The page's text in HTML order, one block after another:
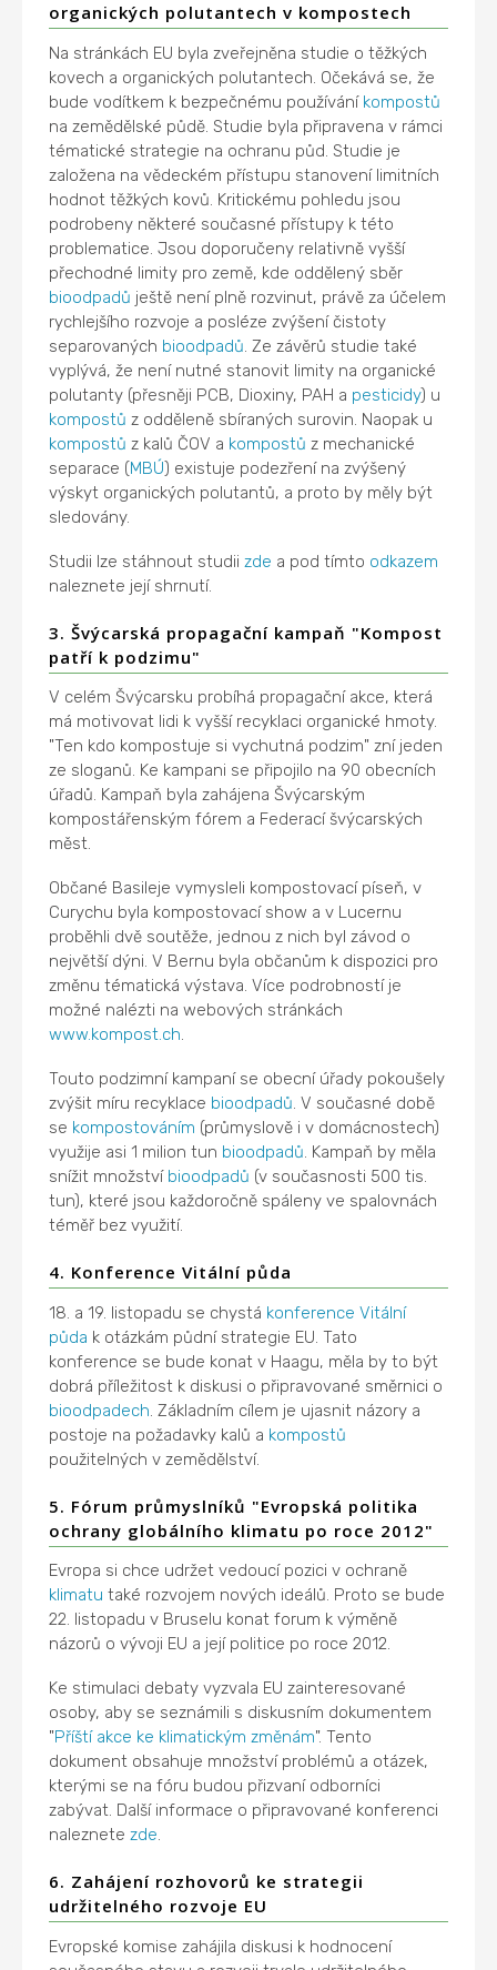
organických polutantech v kompostech
Na stránkách EU byla zveřejněna studie o těžkých
kovech a organických polutantech. Očekává se, že
bude vodítkem k bezpečnému používání kompostů
na zemědělské půdě. Studie byla připravena v rámci
tématické strategie na ochranu půd. Studie je
založena na vědeckém přístupu stanovení limitních
hodnot těžkých kovů. Kritickému pohledu jsou
podrobeny některé současné přístupy k této
problematice. Jsou doporučeny relativně vyšší
přechodné limity pro země, kde oddělený sběr
bioodpadů ještě není plně rozvinut, právě za účelem
rychlejšího rozvoje a posléze zvýšení čistoty
separovaných bioodpadů . Ze závěrů studie také
vyplývá, že není nutné stanovit limity na organické
polutanty (přesněji PCB, Dioxiny, PAH a pesticidy) u
kompostů z odděleně sbíraných surovin. Naopak u
kompostů z kalů ČOV a kompostů z mechanické
separace (MBÚ) existuje podezření na zvýšený
výskyt organických polutantů, a proto by měly být
sledovány.
Studii lze stáhnout studiizde a pod tímto odkazem
naleznete její shrnutí.
3. Švýcarská propagační kampaň "Kompost
patří k podzimu"
V celém Švýcarsku probíhá propagační akce, která
má motivovat lidi k vyšší recyklaci organické hmoty.
"Ten kdo kompostuje si vychutná podzim" zní jeden
ze sloganů. Ke kampani se připojilo na 90 obecních
úřadů. Kampaň byla zahájena Švýcarským
kompostářenským fórem a Federací švýcarských
měst.
Občané Basileje vymysleli kompostovací píseň, v
Curychu byla kompostovací show a v Lucernu
proběhli dvě soutěže, jednou z nich byl závod o
největší dýni. V Bernu byla občanům k dispozici pro
změnu tématická výstava. Více podrobností je
možné nalézti na webových stránkách
www.kompost.ch.
Touto podzimní kampaní se obecní úřady pokoušely
zvýšit míru recyklace bioodpadů. V současné době
se kompostováním (průmyslově i v domácnostech)
využije asi 1 milion tun bioodpadů. Kampaň by měla
snížit množství bioodpadů (v současnosti 500 tis.
tun), které jsou každoročně spáleny ve spalovnách
téměř bez využití.
4. Konference Vitální půda
18. a 19. listopadu se chystá konference Vitální
půda k otázkám půdní strategie EU. Tato
konference se bude konat v Haagu, měla by to být
dobrá příležitost k diskusi o připravované směrnici o
bioodpadech . Základním cílem je ujasnit názory a
postoje na požadavky kalů a kompostů
použitelných v zemědělství.
5. Fórum průmyslníků "Evropská politika
ochrany globálního klimatu po roce 2012"
Evropa si chce udržet vedoucí pozici v ochraně
klimatu také rozvojem nových ideálů. Proto se bude
22. listopadu v Bruselu konat forum k výměně
názorů o vývoji EU a její politice po roce 2012.
Ke stimulaci debaty vyzvala EU zainteresované
osoby, aby se seznámili s diskusním dokumentem
"Příští akce ke klimatickým změnám". Tento
dokument obsahuje množství problémů a otázek,
kterými se na fóru budou přizvaní odborníci
zabývat. Další informace o připravované konferenci
naleznetezde.
6. Zahájení rozhovorů ke strategii
udržitelného rozvoje EU
Evropské komise zahájila diskusi k hodnocení